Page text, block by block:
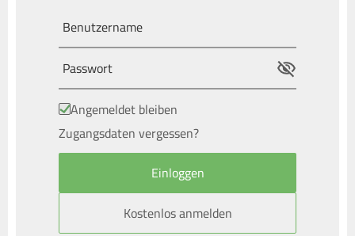
Angemeldet bleiben
Zugangsdaten vergessen?
Kostenlos anmelden